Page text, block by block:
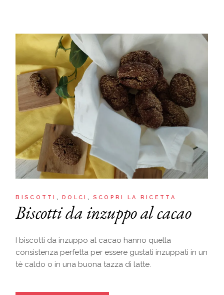
BISCOTTI DOLCI SCOPRI LA RICETTA
Biscotti da inzuppo al cacao
I biscotti da inzuppo al cacao hanno quella
consistenza perfetta per essere gustati inzuppati in un
tè caldo o in una buona tazza di latte.